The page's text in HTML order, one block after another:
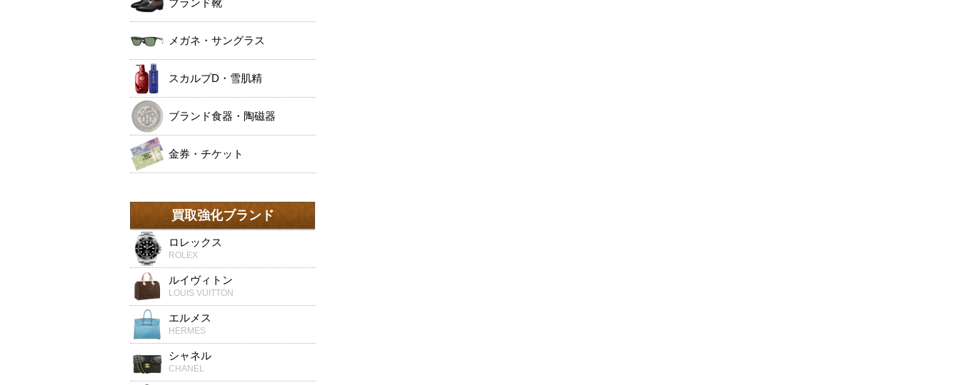
ブランド靴
メガネ・サングラス
スカルプD・雪肌精
ブランド食器・陶磁器
金券・チケット
買取強化ブランド
ロレックス
ROLEX
ルイヴィトン
LOUIS VUITTON
エルメス
HERMES
シャネル
CHANEL